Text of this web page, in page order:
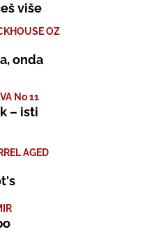
više
OZ
onda
No 11
– isti
AGED